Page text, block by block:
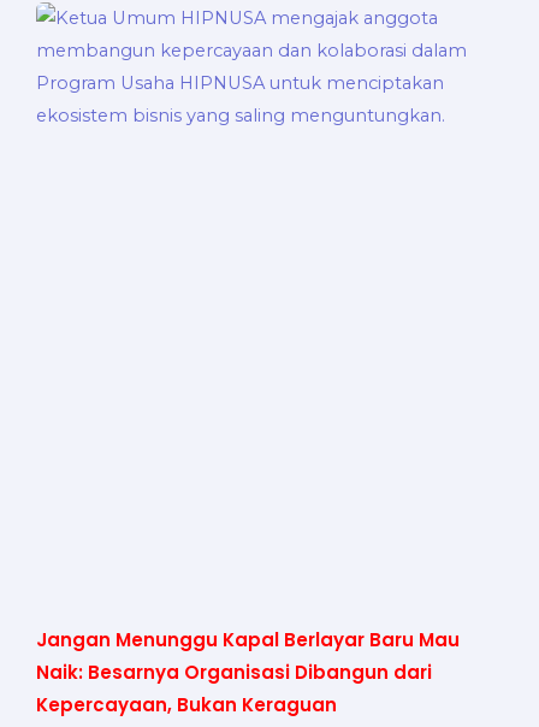
Jangan Menunggu Kapal Berlayar Baru Mau
Naik: Besarnya Organisasi Dibangun dari
Kepercayaan, Bukan Keraguan